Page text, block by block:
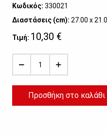
Κωδικός: 330021
Διαστάσεις (cm): 27.00 x
Τιμή: 10,30 €
Προσθήκη στο καλάθι